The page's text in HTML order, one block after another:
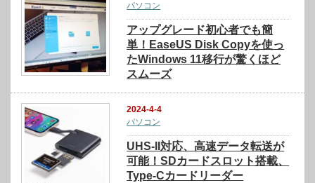
パソコン
アップグレード初心者でも簡
単！EaseUS Disk Copyを使っ
たWindows 11移行が驚くほど
スムーズ
2024-4-4
パソコン
UHS-II対応、高速データ転送が
可能！SDカードスロット搭載、
Type-Cカードリーダー